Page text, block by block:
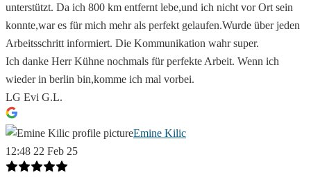
unterstützt. Da ich 800 km entfernt lebe,und ich nicht vor Ort sein
konnte,war es für mich mehr als perfekt gelaufen.Wurde über jeden
Arbeitsschritt informiert. Die Kommunikation wahr super.
Ich danke Herr Kühne nochmals für perfekte Arbeit. Wenn ich
wieder in berlin bin,komme ich mal vorbei.
LG Evi G.L.
Emine Kilic
12:48 22 Feb 25